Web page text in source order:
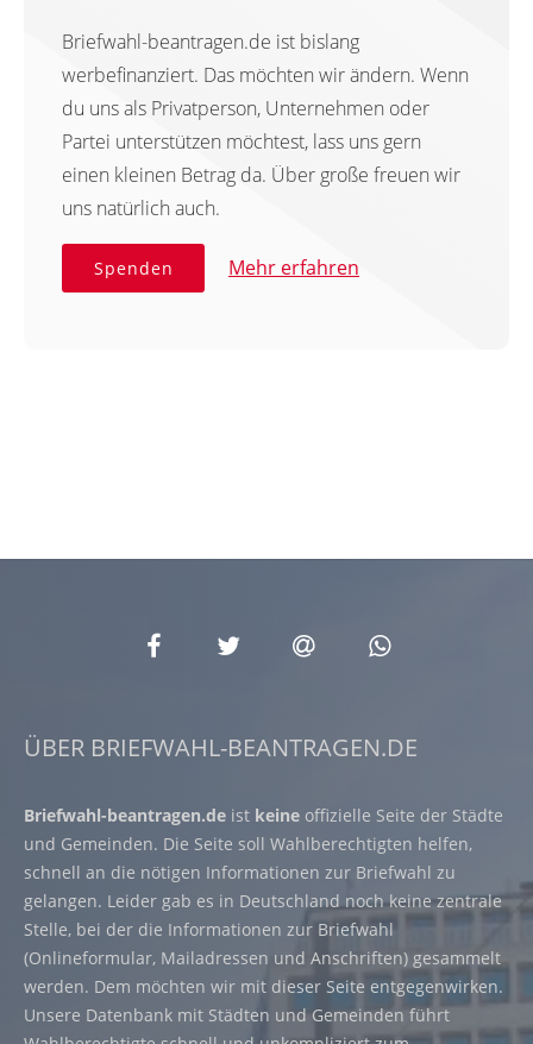
Briefwahl-beantragen.de ist bislang
werbefinanziert. Das möchten wir ändern. Wenn
du uns als Privatperson, Unternehmen oder
Partei unterstützen möchtest, lass uns gern
einen kleinen Betrag da. Über große freuen wir
uns natürlich auch.
Spenden Mehr erfahren
ÜBER BRIEFWAHL-BEANTRAGEN.DE
Briefwahl-beantragen.de ist keine offizielle Seite der Städte
und Gemeinden. Die Seite soll Wahlberechtigten helfen,
schnell an die nötigen Informationen zur Briefwahl zu
gelangen. Leider gab es in Deutschland noch keine zentrale
Stelle, bei der die Informationen zur Briefwahl
(Onlineformular, Mailadressen und Anschriften) gesammelt
werden. Dem möchten wir mit dieser Seite entgegenwirken.
Unsere Datenbank mit Städten und Gemeinden führt